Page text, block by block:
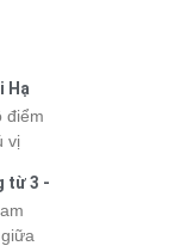
Hạ
điểm
vị
xúc
từ 3 -